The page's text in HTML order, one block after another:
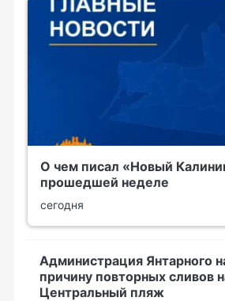
О чем писал «Новый
прошедшей неделе
сегодня
Администрация Янтарного
причину повторных сливов
Центральный пляж